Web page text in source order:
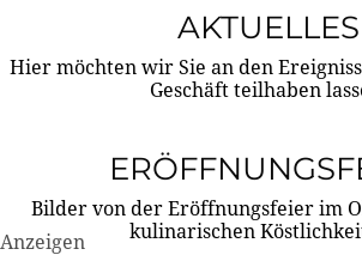
AKTUELLES
Hier möchten wir Sie an den
Geschäft teilhaben
Bilder von der Eröffnungsfeier im
kulinarischen
Anzeigen